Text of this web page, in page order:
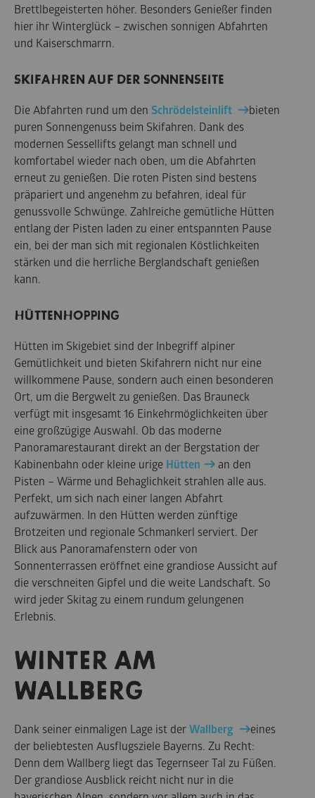
Brettlbegeisterten höher. Besonders Genießer finden
hier ihr Winterglück – zwischen sonnigen Abfahrten
und Kaiserschmarrn.
SKIFAHREN AUF DER SONNENSEITE
Die Abfahrten rund um den Schrödelsteinlift
bieten
puren Sonnengenuss beim Skifahren. Dank des
modernen Sessellifts gelangt man schnell und
komfortabel wieder nach oben, um die Abfahrten
erneut zu genießen. Die roten Pisten sind bestens
präpariert und angenehm zu befahren, ideal für
genussvolle Schwünge. Zahlreiche gemütliche Hütten
entlang der Pisten laden zu einer entspannten Pause
ein, bei der man sich mit regionalen Köstlichkeiten
stärken und die herrliche Berglandschaft genießen
kann.
HÜTTENHOPPING
Hütten im Skigebiet sind der Inbegriff alpiner
Gemütlichkeit und bieten Skifahrern nicht nur eine
willkommene Pause, sondern auch einen besonderen
Ort, um die Bergwelt zu genießen. Das Brauneck
verfügt mit insgesamt 16 Einkehrmöglichkeiten über
eine großzügige Auswahl. Ob das moderne
Panoramarestaurant direkt an der Bergstation der
Kabinenbahn oder kleine urige Hütten
an den
Pisten – Wärme und Behaglichkeit strahlen alle aus.
Perfekt, um sich nach einer langen Abfahrt
aufzuwärmen. In den Hütten werden zünftige
Brotzeiten und regionale Schmankerl serviert. Der
Blick aus Panoramafenstern oder von
Sonnenterrassen eröffnet eine grandiose Aussicht auf
die verschneiten Gipfel und die weite Landschaft. So
wird jeder Skitag zu einem rundum gelungenen
Erlebnis.
WINTER AM
WALLBERG
Dank seiner einmaligen Lage ist derWallberg
eines
der beliebtesten Ausflugsziele Bayerns. Zu Recht:
Denn dem Wallberg liegt das Tegernseer Tal zu Füßen.
Der grandiose Ausblick reicht nicht nur in die